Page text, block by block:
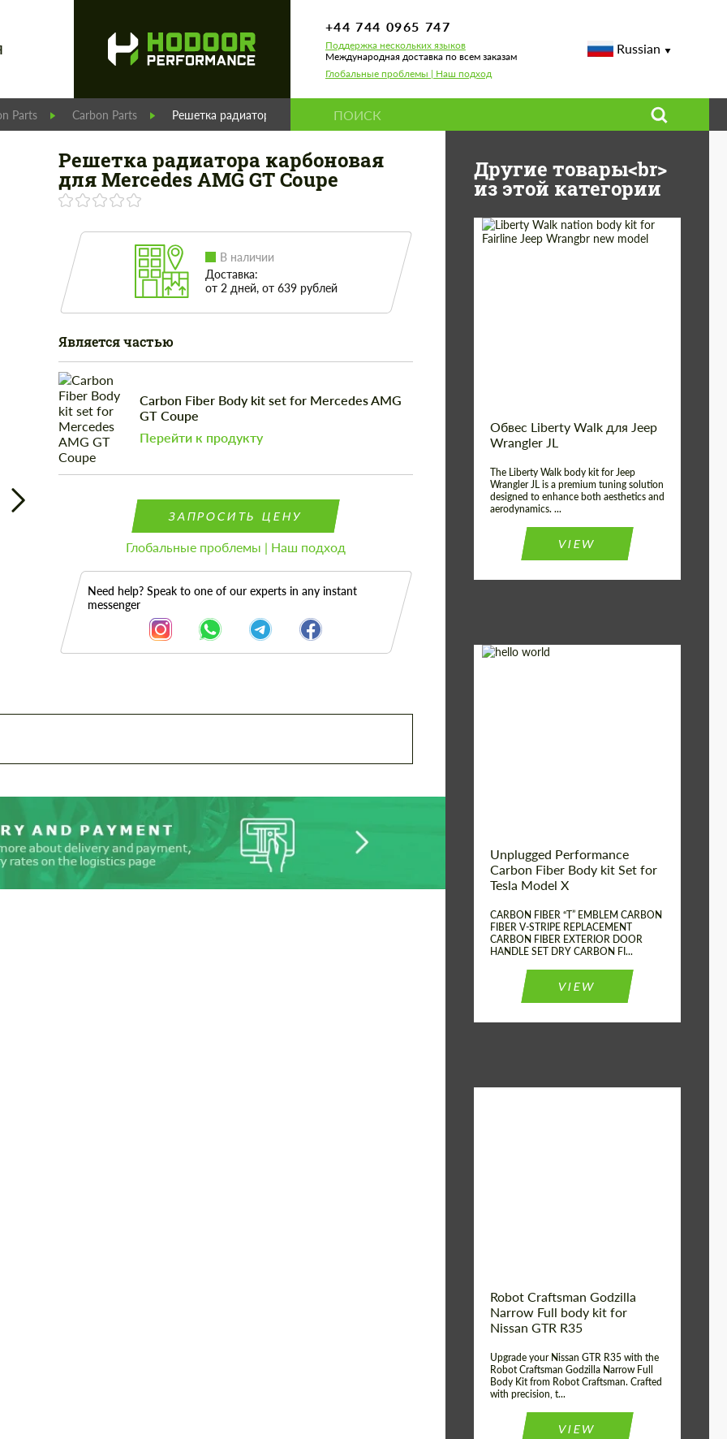
+44 744 0965 747
Поддержка нескольких языков
Международная доставка по всем заказам
Глобальные проблемы | Наш подход
Russian
Parts Carbon Parts Решетка радиатора карбоновая для Mercedes AMG GT Coupe
Решетка радиатора карбоновая
для Mercedes AMG GT Coupe
В наличии
Доставка:
от 2 дней, от 639 рублей
Является частью
Carbon Fiber Body kit set for Mercedes AMG
GT Coupe
Перейти к продукту
ЗАПРОСИТЬ ЦЕНУ
Глобальные проблемы | Наш подход
Need help? Speak to one of our experts in any instant
messenger
Другие товары<br>
из этой категории
Обвес Liberty Walk для Jeep
Wrangler JL
The Liberty Walk body kit for Jeep
Wrangler JL is a premium tuning solution
designed to enhance both aesthetics and
aerodynamics. ...
VIEW
Unplugged Performance
Carbon Fiber Body kit Set for
Tesla Model X
CARBON FIBER “T” EMBLEM CARBON
FIBER V-STRIPE REPLACEMENT
CARBON FIBER EXTERIOR DOOR
HANDLE SET DRY CARBON FI...
VIEW
Robot Craftsman Godzilla
Narrow Full body kit for
Nissan GTR R35
Upgrade your Nissan GTR R35 with the
Robot Craftsman Godzilla Narrow Full
Body Kit from Robot Craftsman. Crafted
with precision, t...
VIEW